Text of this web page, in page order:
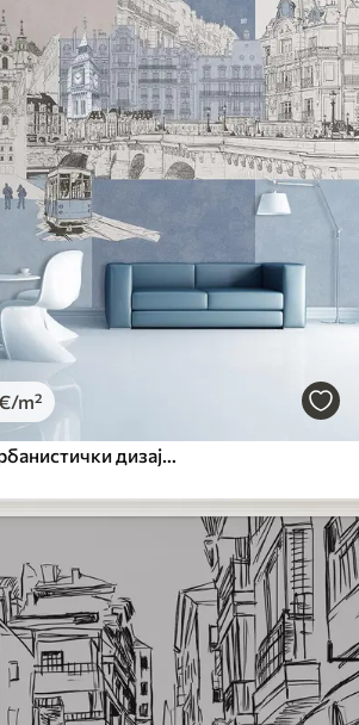
/m²
Грађевинарство, урбанистички дизајн и сликарство